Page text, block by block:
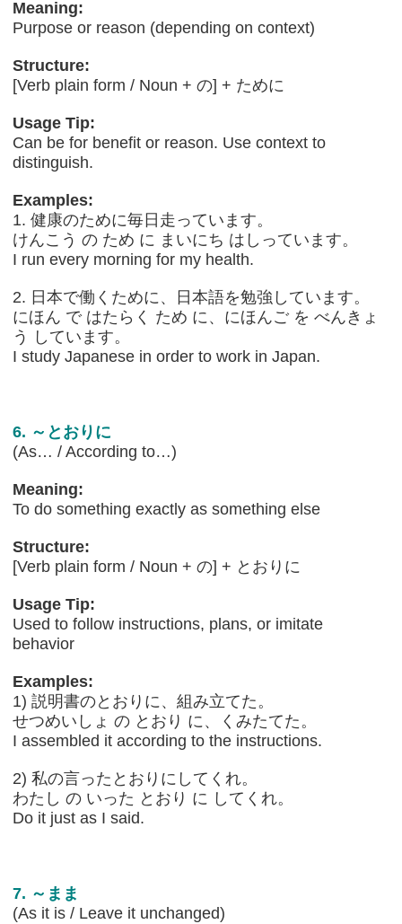
Meaning:
Purpose or reason (depending on context)
Structure:
[Verb plain form / Noun + の] + ために
Usage Tip:
Can be for benefit or reason. Use context to
distinguish.
Examples:
1. 健康のために毎日走っています。
けんこう の ため に まいにち はしっています。
I run every morning for my health.
2. 日本で働くために、日本語を勉強しています。
にほん で はたらく ため に、にほんご を べんきょ
う しています。
I study Japanese in order to work in Japan.
6. ～とおりに
(As… / According to…)
Meaning:
To do something exactly as something else
Structure:
[Verb plain form / Noun + の] + とおりに
Usage Tip:
Used to follow instructions, plans, or imitate
behavior
Examples:
1) 説明書のとおりに、組み立てた。
せつめいしょ の とおり に、くみたてた。
I assembled it according to the instructions.
2) 私の言ったとおりにしてくれ。
わたし の いった とおり に してくれ。
Do it just as I said.
7. ～まま
(As it is / Leave it unchanged)